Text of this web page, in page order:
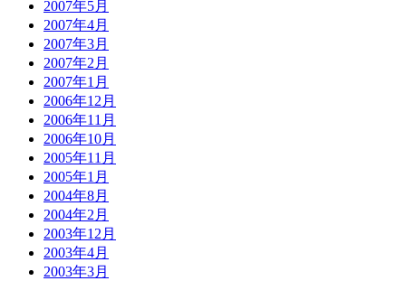
2007年5月
2007年4月
2007年3月
2007年2月
2007年1月
2006年12月
2006年11月
2006年10月
2005年11月
2005年1月
2004年8月
2004年2月
2003年12月
2003年4月
2003年3月